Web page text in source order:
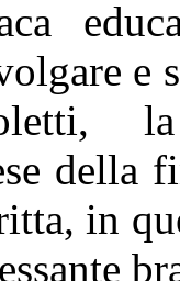
e
della
in